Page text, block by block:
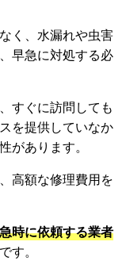
く、水漏れや虫害
早急に対処する必
すぐに訪問しても
を提供していなか
があります。
高額な修理費用を
時に依頼する業者
です。